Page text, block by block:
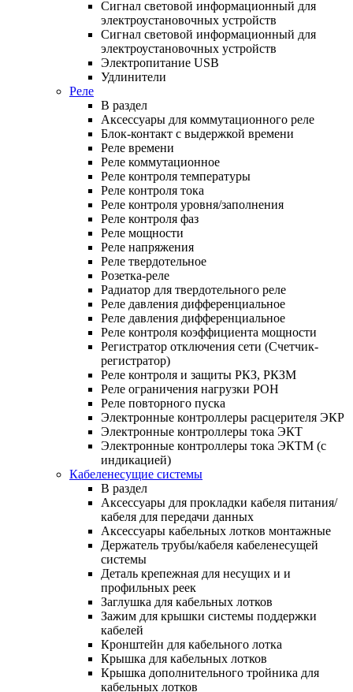
Сигнал световой информационный для
электроустановочных устройств
Сигнал световой информационный для
электроустановочных устройств
Электропитание USB
Удлинители
Реле
В раздел
Аксессуары для коммутационного реле
Блок-контакт с выдержкой времени
Реле времени
Реле коммутационное
Реле контроля температуры
Реле контроля тока
Реле контроля уровня/заполнения
Реле контроля фаз
Реле мощности
Реле напряжения
Реле твердотельное
Розетка-реле
Радиатор для твердотельного реле
Реле давления дифференциальное
Реле давления дифференциальное
Реле контроля коэффициента мощности
Регистратор отключения сети (Счетчик-
регистратор)
Реле контроля и защиты РКЗ, РКЗМ
Реле ограничения нагрузки РОН
Реле повторного пуска
Электронные контроллеры расцерителя ЭКР
Электронные контроллеры тока ЭКТ
Электронные контроллеры тока ЭКТМ (с
индикацией)
Кабеленесущие системы
В раздел
Аксессуары для прокладки кабеля питания/
кабеля для передачи данных
Аксессуары кабельных лотков монтажные
Держатель трубы/кабеля кабеленесущей
системы
Деталь крепежная для несущих и и
профильных реек
Заглушка для кабельных лотков
Зажим для крышки системы поддержки
кабелей
Кронштейн для кабельного лотка
Крышка для кабельных лотков
Крышка дополнительного тройника для
кабельных лотков